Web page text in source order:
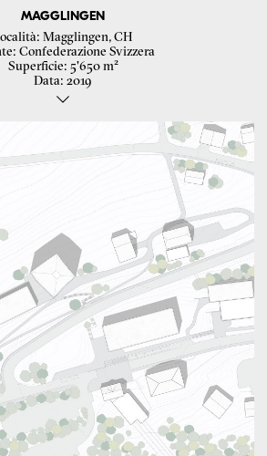
MAGGLINGEN
Magglingen, CH
Confederazione Svizzera
Superficie 5'650 m²
Data 2019
Concorso aperto
la città di Bienne. Su una lunghezza di
nel paesaggio gli edifici e gli impianti del
e l'edificio della residenza sono
scosceso, seguendo la topografia esistente
bucolico.
e formazione si sviluppa invece
e si apre radialmente per riprendere il
di alloggio esistenti. L'edificio si
in pendenza con una base indipendente,
principali, che ospitano le due funzioni
alloggi).
dei nuovi volumi permette di preservare
e, allo stesso tempo, crea un nuovo
che funge da punto di
una costruzione mista in legno e
base in calcestruzzo gettato in opera
dell'edificio e sopporta i carichi dei piani
sarà costruita come costruzione
colonne di legno sulla facciata servono